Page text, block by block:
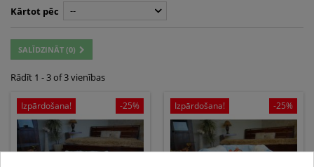
Kārtot pēc
--
SALĪDZINĀT (0)
Rādīt 1 - 3 of 3 vienības
Izpārdošana! -25% Izpārdošana! -25%